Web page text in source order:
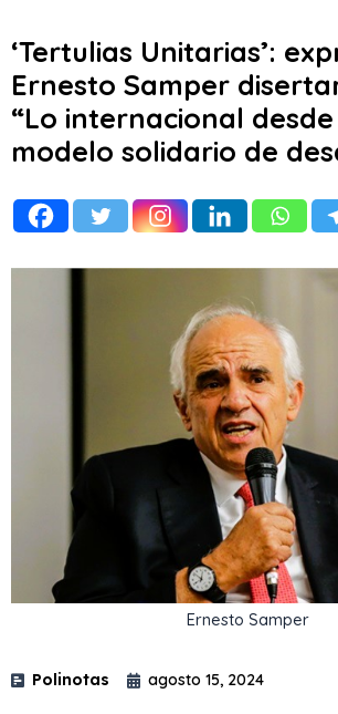
‘Tertulias Unitarias’:
Ernesto Samper
“Lo internacional
modelo solidario de
Ernesto Samper
Polinotas agosto 15, 2024